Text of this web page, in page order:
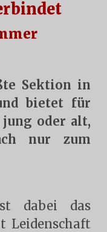
Sektion in
bietet für
jung oder alt,
nur zum
dabei das
Leidenschaft